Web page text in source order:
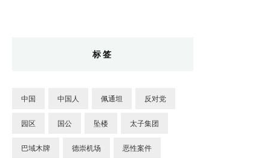
标签
中国 中国人 佩通坦 反对党
园区 国公 坠楼 太子集团
巴域木牌 德崇机场 恶性案件